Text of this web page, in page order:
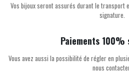
Vos bijoux seront assurés durant le transport
signature.
Paiements 100%
Vous avez aussi la possibilité de régler en
nous